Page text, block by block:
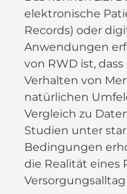
elektronische
Records) oder
Anwendungen
von RWD ist,
Verhalten von
natürlichen
Vergleich zu
Studien unter
Bedingungen
die Realität eines